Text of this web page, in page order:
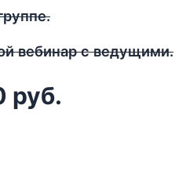
вебинар с ведущими.
руб.